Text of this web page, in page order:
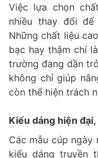
Việc lựa chọn
nhiều thay đổi
Những chất liệu
bạc hay thậm chí
trường đang dần
không chỉ giúp
còn thể hiện trách
Kiểu dáng hiện
Các mẫu cúp
kiểu dáng truyền